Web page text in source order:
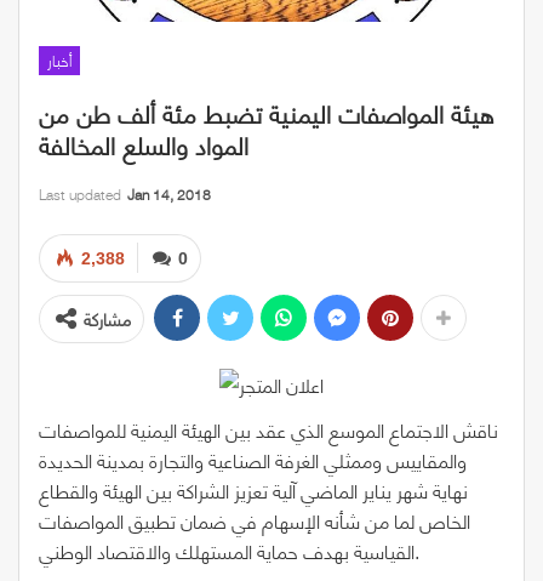
أخبار
هيئة المواصفات اليمنية تضبط مئة ألف طن من
المواد والسلع المخالفة
Last updated Jan 14, 2018
0
2,388
مشاركة
ناقش الاجتماع الموسع الذي عقد بين الهيئة اليمنية للمواصفات
والمقاييس وممثلي الغرفة الصناعية والتجارة بمدينة الحديدة
نهاية شهر يناير الماضي آلية تعزيز الشراكة بين الهيئة والقطاع
الخاص لما من شأنه الإسهام في ضمان تطبيق المواصفات
القياسية بهدف حماية المستهلك والاقتصاد الوطني.